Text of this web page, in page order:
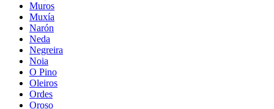
Muros
Muxía
Narón
Neda
Negreira
Noia
O Pino
Oleiros
Ordes
Oroso